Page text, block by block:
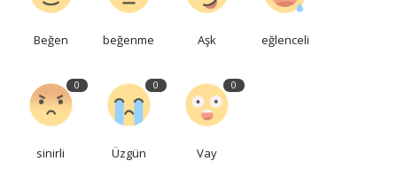
Beğen beğenme Aşk eğlenceli
0
sinirli
0
Üzgün
0
Vay